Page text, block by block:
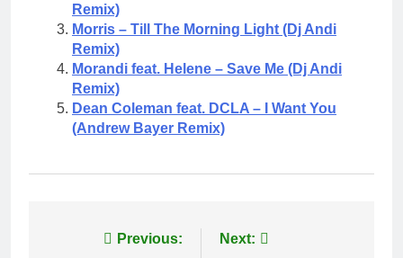
Remix)
Morris – Till The Morning Light (Dj Andi
Remix)
Morandi feat. Helene – Save Me (Dj Andi
Remix)
Dean Coleman feat. DCLA – I Want You
(Andrew Bayer Remix)
NavigarePrevious: Next: